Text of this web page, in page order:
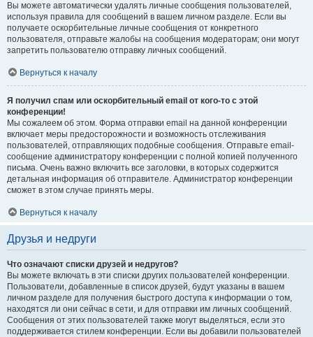
Вы можете автоматически удалять личные сообщения пользователей,
используя правила для сообщений в вашем личном разделе. Если вы
получаете оскорбительные личные сообщения от конкретного
пользователя, отправьте жалобы на сообщения модераторам; они могут
запретить пользователю отправку личных сообщений.
Вернуться к началу
Я получил спам или оскорбительный email от кого-то с этой
конференции!
Мы сожалеем об этом. Форма отправки email на данной конференции
включает меры предосторожности и возможность отслеживания
пользователей, отправляющих подобные сообщения. Отправьте email-
сообщение администратору конференции с полной копией полученного
письма. Очень важно включить все заголовки, в которых содержится
детальная информация об отправителе. Администратор конференции
сможет в этом случае принять меры.
Вернуться к началу
Друзья и недруги
Что означают списки друзей и недругов?
Вы можете включать в эти списки других пользователей конференции.
Пользователи, добавленные в список друзей, будут указаны в вашем
личном разделе для получения быстрого доступа к информации о том,
находятся ли они сейчас в сети, и для отправки им личных сообщений.
Сообщения от этих пользователей также могут выделяться, если это
поддерживается стилем конференции. Если вы добавили пользователей